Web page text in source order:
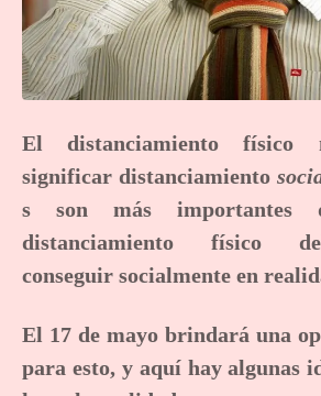
El distanciamiento físico
significar distanciamiento
s son más importantes
distanciamiento físico
conseguir socialmente en
El 17 de mayo brindará una
para esto, y aquí hay algunas